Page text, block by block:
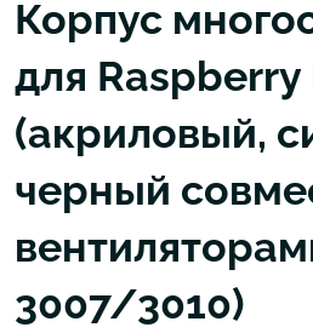
Корпус
для Raspberry
(акриловый,
черный
3007/3010)